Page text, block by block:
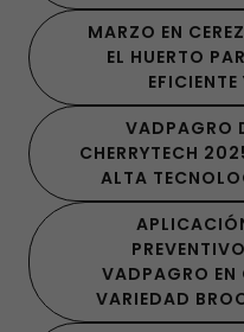
MARZO EN
EL HUERTO
VADPAGRO
CHERRYTECH
ALTA
VADPAGRO EN
VARIEDAD